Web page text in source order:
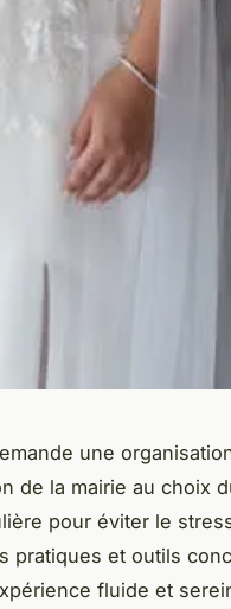
une
de la mairie au choix
pour éviter le
pratiques et outils
fluide et